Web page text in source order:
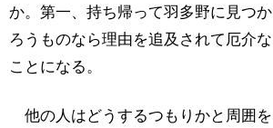
か。第一、持ち帰って羽多野に見つか
ろうものなら理由を追及されて厄介な
ことになる。
他の人はどうするつもりかと周囲を